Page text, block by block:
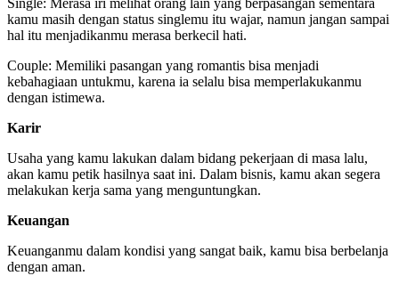
Single: Merasa iri melihat orang lain yang berpasangan sementara
kamu masih dengan status singlemu itu wajar, namun jangan sampai
hal itu menjadikanmu merasa berkecil hati.
Couple: Memiliki pasangan yang romantis bisa menjadi
kebahagiaan untukmu, karena ia selalu bisa memperlakukanmu
dengan istimewa.
Karir
Usaha yang kamu lakukan dalam bidang pekerjaan di masa lalu,
akan kamu petik hasilnya saat ini. Dalam bisnis, kamu akan segera
melakukan kerja sama yang menguntungkan.
Keuangan
Keuanganmu dalam kondisi yang sangat baik, kamu bisa berbelanja
dengan aman.